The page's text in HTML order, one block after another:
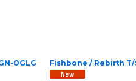
OGLG
Fishbone / Rebirth T/